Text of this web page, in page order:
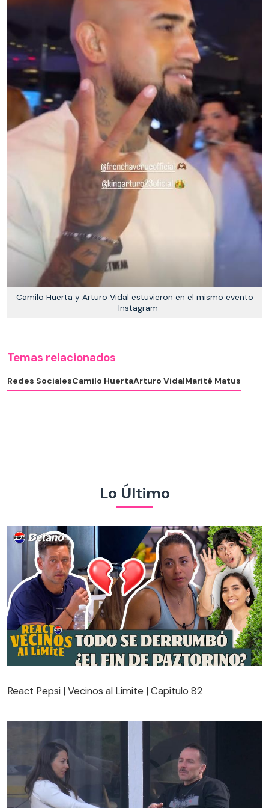
Camilo Huerta y Arturo Vidal estuvieron en el mismo evento
- Instagram
Temas relacionados
Redes SocialesCamilo HuertaArturo VidalMarité Matus
Lo Último
React Pepsi | Vecinos al Límite | Capítulo 82